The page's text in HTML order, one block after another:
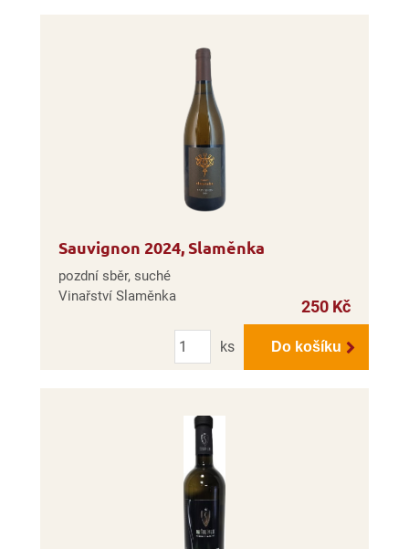
Sauvignon 2024, Slaměnka
pozdní sběr, suché
Vinařství Slaměnka
250 Kč
Počet
ks
Do košíku